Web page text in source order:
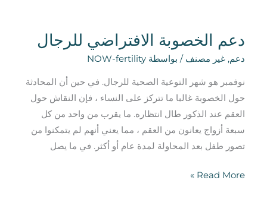
دعم الخصوبة الافتراضي للرجال
دعم,غير مصنف / بواسطة NOW-fertility
نوفمبر هو شهر التوعية الصحية للرجال. في حين أن المحادثة
حول الخصوبة غالبا ما تتركز على النساء ، فإن النقاش حول
العقم عند الذكور طال انتظاره. ما يقرب من واحد من كل
سبعة أزواج يعانون من العقم ، مما يعني أنهم لم يتمكنوا من
تصور طفل بعد المحاولة لمدة عام أو أكثر. في ما يصل
Read More »